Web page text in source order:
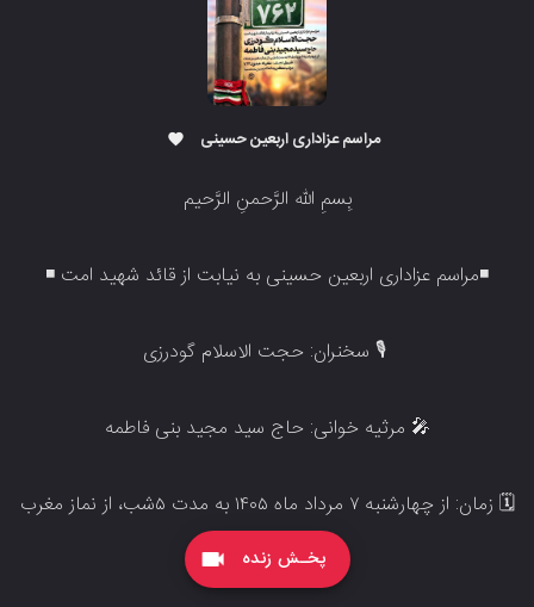
videocam پخـش زنده
️مراسم عزاداری اربعین حسینی favorite
‌‌‌‌‌‌‌‌‌بِسمِ الله الرَّحمنِ الرَّحیم‌‌‌‌‌‌‌‌‌‌‌‌‌‌‌‌‌‌‌
◾️مراسم عزاداری اربعین حسینی به نیابت از قائد شهید امت ◾️
‌‌‌‌‌‌‌‌‌‌‌‌ ‌‌‌🎙 سخنران: حجت الاسلام گودرزی
🎤 مرثیه خوانی: حاج سید مجید بنی فاطمه‌‌‌‌‌‌‌‌‌‌
🗓 ‌‌‌زمان: از چهارشنبه ۷ مرداد ماه ۱۴۰۵ به مدت ۵شب، از نماز مغرب